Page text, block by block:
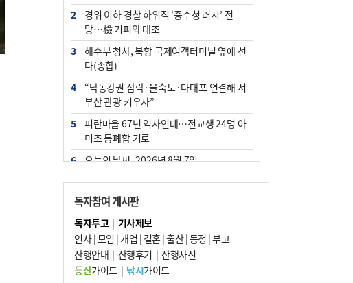
2
경위 이하 경찰 하위직 ‘중수청 러시’ 전
망…檢 기피와 대조
3
해수부 청사, 북항 국제여객터미널 옆에 선
다(종합)
4
“낙동강권 삼락·을숙도·다대포 연결해 서
부산 관광 키우자”
5
피란마을 67년 역사인데…전교생 24명 아
미초 통폐합 기로
6
오늘의 날씨- 2026년 8월 7일
7
부울경 주말부터 비소식…‘극한 폭염’ 한풀
꺾일 듯
8
[사설] 해수부 신청사 북항으로 확정, 해양
수도 도약의 전환점
9
외국인 선원 ‘인신매매 경유지’ 된 부산…
우려가 현실로
독자참여 게시판
독자투고| 기사제보
인사|모임 | 개업 | 결혼|출산|동정 |부고
산행안내 | 산행후기 | 산행사진
등산가이드| 낚시가이드